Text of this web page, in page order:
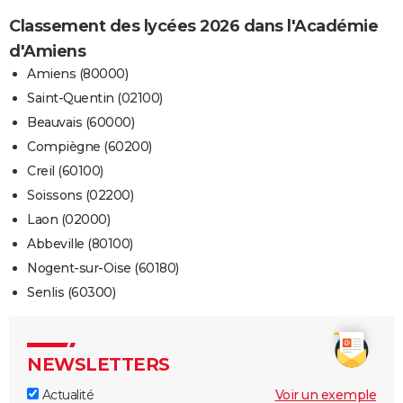
Classement des lycées 2026 dans l'Académie
d'Amiens
Amiens (80000)
Saint-Quentin (02100)
Beauvais (60000)
Compiègne (60200)
Creil (60100)
Soissons (02200)
Laon (02000)
Abbeville (80100)
Nogent-sur-Oise (60180)
Senlis (60300)
NEWSLETTERS
Actualité
Voir un exemple